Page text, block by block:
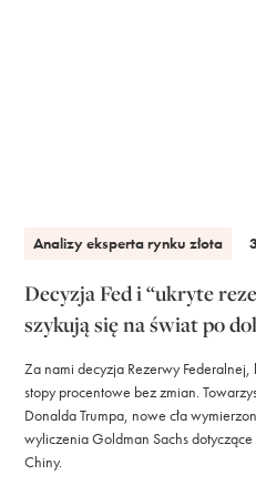
Analizy eksperta rynku złota
Decyzja Fed i “ukryte
szykują się na świat po
Za nami decyzja Rezerwy Federalnej,
stopy procentowe bez zmian.
Donalda Trumpa, nowe cła
wyliczenia Goldman Sachs
Chiny.